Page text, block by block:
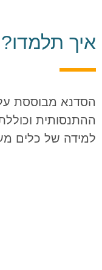
איך תלמדו?
הסדנא מבוססת
ההתנסותית
למידה של כלים